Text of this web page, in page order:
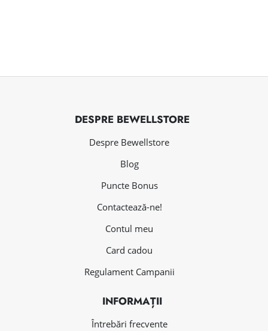
DESPRE BEWELLSTORE
Despre Bewellstore
Blog
Puncte Bonus
Contactează-ne!
Contul meu
Card cadou
Regulament Campanii
INFORMAȚII
Întrebări frecvente